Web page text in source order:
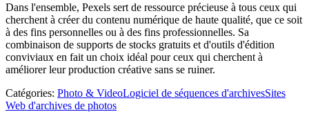
Dans l'ensemble, Pexels sert de ressource précieuse à tous ceux qui
cherchent à créer du contenu numérique de haute qualité, que ce soit
à des fins personnelles ou à des fins professionnelles. Sa
combinaison de supports de stocks gratuits et d'outils d'édition
conviviaux en fait un choix idéal pour ceux qui cherchent à
améliorer leur production créative sans se ruiner.
Catégories: Photo & VideoLogiciel de séquences d'archivesSites
Web d'archives de photos